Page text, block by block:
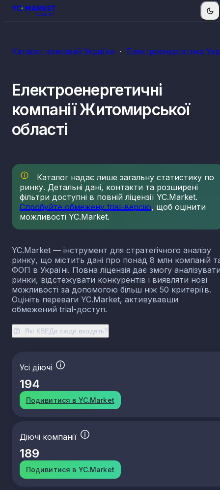
Каталог компаній України Електроенергетика
Які КВЕДи сюди входять?
Електроенергетичні
компанії Житомирської
області
Каталог надає лише загальну статистику по
ринку. Детальні дані, контакти та розширені
фільтри доступні в повній ліцензії YC.Market.
Спробуйте обмежену trial-версію, щоб оцінити
можливості YC.Market.
YC.Market — інструмент для стратегічного аналізу
ринку, що містить дані про понад 8 млн компаній
ФОП в Україні. Повна ліцензія дає змогу
ринки, відстежувати конкурентів і виявляти нові
можливості за допомогою більш ніж 50 критеріїв.
Оцініть переваги YC.Market, активувавши
обмежений trial-доступ.
Усі діючі
194
Подивитися в YC.Market
Діючі компанії
189
Подивитися в YC.Market
КВЕДи електроенергетики
35.13
Розподілення електроенергії
Торгівля електроенергією
35.30
Постачання пари, гарячої води та